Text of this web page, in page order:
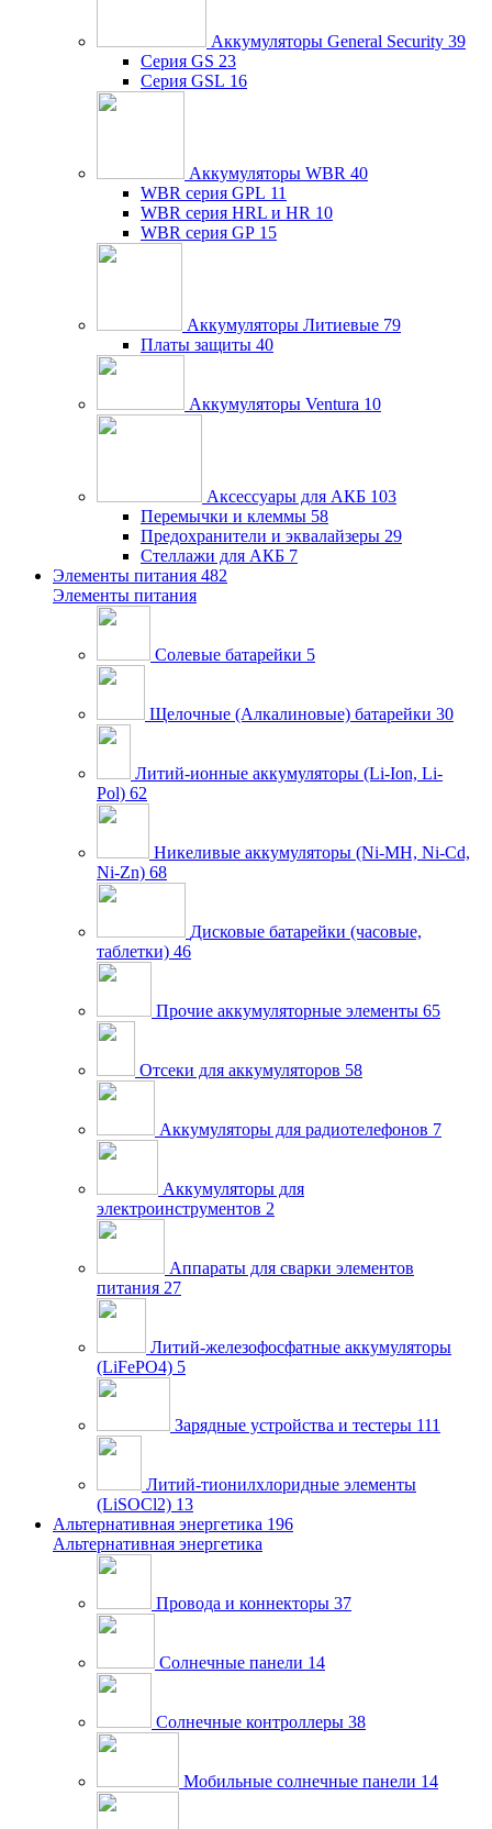
Аккумуляторы General Security 39
Серия GS 23
Серия GSL 16
Аккумуляторы WBR 40
WBR серия GPL 11
WBR серия HRL и HR 10
WBR серия GP 15
Аккумуляторы Литиевые 79
Платы защиты 40
Аккумуляторы Ventura 10
Аксессуары для АКБ 103
Перемычки и клеммы 58
Предохранители и эквалайзеры 29
Стеллажи для АКБ 7
Элементы питания 482
Элементы питания
Солевые батарейки 5
Щелочные (Алкалиновые) батарейки 30
Литий-ионные аккумуляторы (Li-Ion, Li-
Pol) 62
Никеливые аккумуляторы (Ni-MH, Ni-Cd,
Ni-Zn) 68
Дисковые батарейки (часовые,
таблетки) 46
Прочие аккумуляторные элементы 65
Отсеки для аккумуляторов 58
Аккумуляторы для радиотелефонов 7
Аккумуляторы для
электроинструментов 2
Аппараты для сварки элементов
питания 27
Литий-железофосфатные аккумуляторы
(LiFePO4) 5
Зарядные устройства и тестеры 111
Литий-тионилхлоридные элементы
(LiSOCl2) 13
Альтернативная энергетика 196
Альтернативная энергетика
Провода и коннекторы 37
Солнечные панели 14
Солнечные контроллеры 38
Мобильные солнечные панели 14